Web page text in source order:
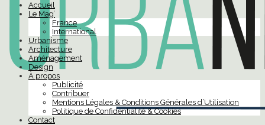
Accueil
Le Mag’
France
International
Urbanisme
Architecture
Aménagement
Design
À propos
Publicité
Contribuer
Mentions Légales & Conditions Générales d’Utilisation
Politique de Confidentialité & Cookies
Contact